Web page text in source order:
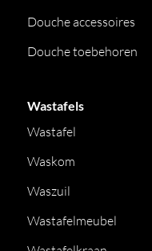
Douche accessoires
Douche toebehoren
Wastafels
Wastafel
Waskom
Waszuil
Wastafelmeubel